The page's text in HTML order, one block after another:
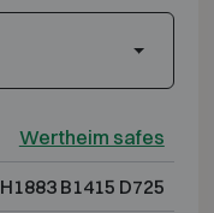
Wertheim safes
H1883 B1415 D725